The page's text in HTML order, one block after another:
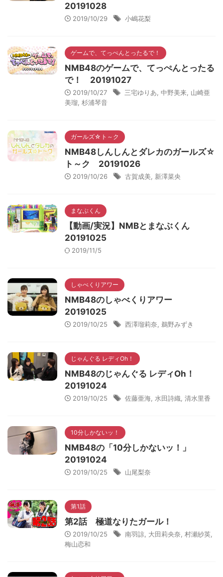
20191028
2019/10/29 小嶋花梨
ゲームで、てっぺんとったるで！
NMB48のゲームで、てっぺんとったる
で！ 20191027
2019/10/27 三宅ゆりあ 中野美来 山崎亜
美瑠 杉浦琴音
ガールズ☆ト～ク
NMB48しんしんとダレカのガールズ☆
ト～ク 20191026
2019/10/26 古賀成美 新澤菜央
まなぶくん
【動画/実況】NMBとまなぶくん
20191025
2019/11/5
しゃべくりアワー
NMB48のしゃべくりアワー
20191025
2019/10/25 西澤瑠莉奈 鵜野みずき
じゃんぐる レディOh！
NMB48のじゃんぐる レディOh！
20191024
2019/10/25 佐藤亜海 水田詩織 清水里香
10分しかないッ！
NMB48の「10分しかないッ！」
20191024
2019/10/25 山尾梨奈
第1話
第2話 極道なりたガール！
2019/10/25 南羽諒 大田莉央奈 村瀬紗英
梅山恋和